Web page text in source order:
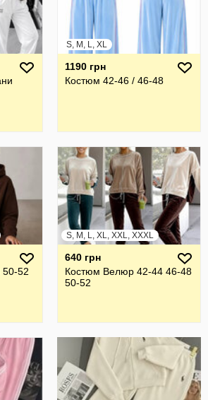
S, M, L, XL
1190 грн
Костюм 42-46 / 46-48
52
S, M, L, XL, XXL, XXXL
640 грн
Костюм Велюр 42-44 46-48
50-52